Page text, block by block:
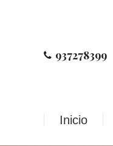
937278399
Inicio